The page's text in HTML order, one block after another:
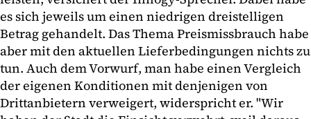
es sich jeweils um einen niedrigen dreistelligen
Betrag gehandelt. Das Thema Preismissbrauch habe
aber mit den aktuellen Lieferbedingungen nichts zu
tun. Auch dem Vorwurf, man habe einen Vergleich
der eigenen Konditionen mit denjenigen von
Drittanbietern verweigert, widerspricht er. "Wir